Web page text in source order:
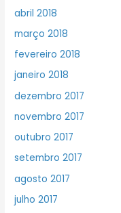
abril 2018
março 2018
fevereiro 2018
janeiro 2018
dezembro 2017
novembro 2017
outubro 2017
setembro 2017
agosto 2017
julho 2017